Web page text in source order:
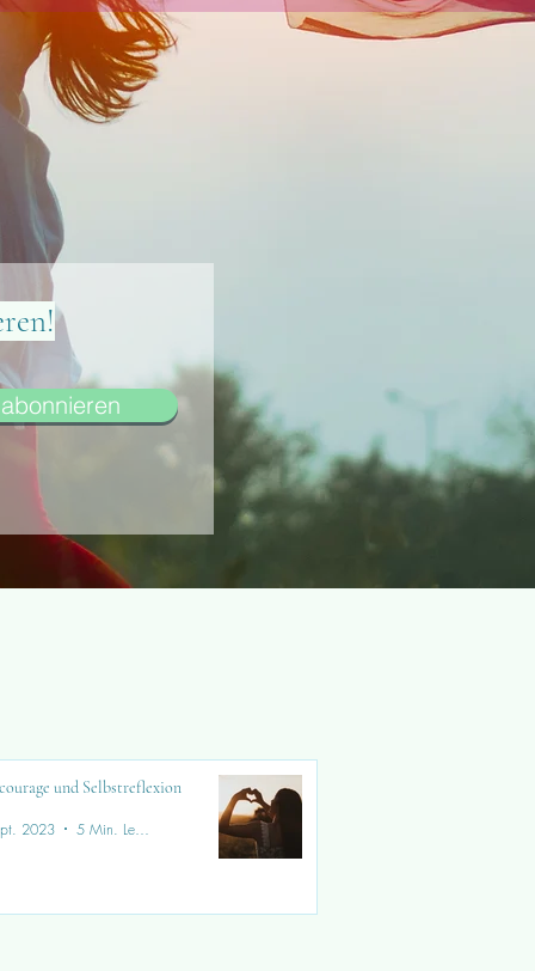
abonnieren
und Selbstreflexion
2023 5 Min. Lesezeit